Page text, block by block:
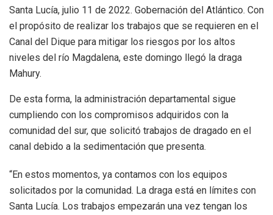
Santa Lucía, julio 11 de 2022. Gobernación del Atlántico. Con
el propósito de realizar los trabajos que se requieren en el
Canal del Dique para mitigar los riesgos por los altos
niveles del río Magdalena, este domingo llegó la draga
Mahury.
De esta forma, la administración departamental sigue
cumpliendo con los compromisos adquiridos con la
comunidad del sur, que solicitó trabajos de dragado en el
canal debido a la sedimentación que presenta.
“En estos momentos, ya contamos con los equipos
solicitados por la comunidad. La draga está en límites con
Santa Lucía. Los trabajos empezarán una vez tengan los